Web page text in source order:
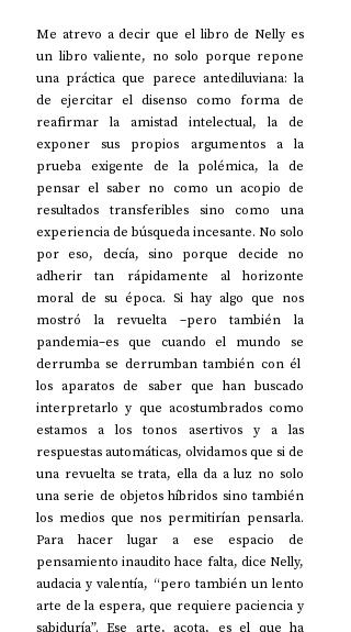
Me atrevo a decir que el libro de Nelly es
un libro valiente, no solo porque repone
una práctica que parece antediluviana: la
de ejercitar el disenso como forma de
reafirmar la amistad intelectual, la de
exponer sus propios argumentos a la
prueba exigente de la polémica, la de
pensar el saber no como un acopio de
resultados transferibles sino como una
experiencia de búsqueda incesante. No solo
por eso, decía, sino porque decide no
adherir tan rápidamente al horizonte
moral de su época. Si hay algo que nos
mostró la revuelta –pero también la
pandemia–es que cuando el mundo se
derrumba se derrumban también con él
los aparatos de saber que han buscado
interpretarlo y que acostumbrados como
estamos a los tonos asertivos y a las
respuestas automáticas, olvidamos que si de
una revuelta se trata, ella da a luz no solo
una serie de objetos híbridos sino también
los medios que nos permitirían pensarla.
Para hacer lugar a ese espacio de
pensamiento inaudito hace falta, dice Nelly,
audacia y valentía, “pero también un lento
arte de la espera, que requiere paciencia y
sabiduría”. Ese arte, acota, es el que ha